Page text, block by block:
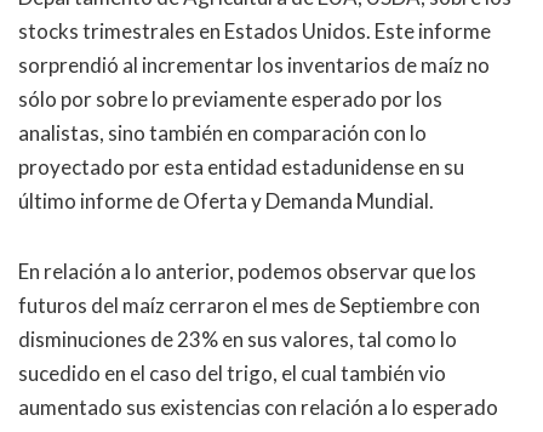
stocks trimestrales en Estados Unidos. Este informe
sorprendió al incrementar los inventarios de maíz no
sólo por sobre lo previamente esperado por los
analistas, sino también en comparación con lo
proyectado por esta entidad estadunidense en su
último informe de Oferta y Demanda Mundial.
En relación a lo anterior, podemos observar que los
futuros del maíz cerraron el mes de Septiembre con
disminuciones de 23% en sus valores, tal como lo
sucedido en el caso del trigo, el cual también vio
aumentado sus existencias con relación a lo esperado